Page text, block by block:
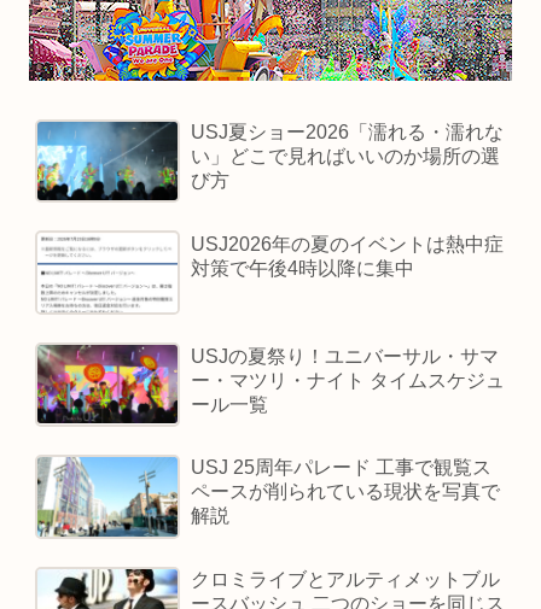
USJ夏ショー2026「濡れる・濡れな
い」どこで見ればいいのか場所の選
び方
USJ2026年の夏のイベントは熱中症
対策で午後4時以降に集中
USJの夏祭り！ユニバーサル・サマ
ー・マツリ・ナイト タイムスケジュ
ール一覧
USJ 25周年パレード 工事で観覧ス
ペースが削られている現状を写真で
解説
クロミライブとアルティメットブル
ースバッシュ 二つのショーを同じス